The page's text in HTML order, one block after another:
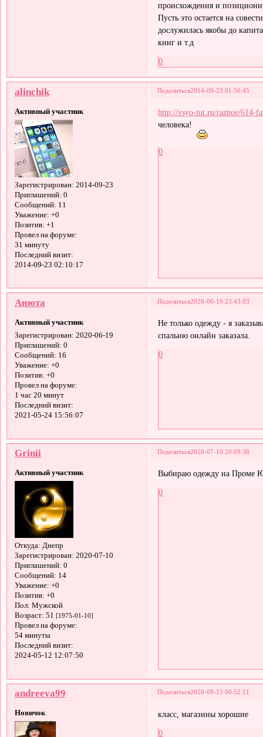
происхождения и
Пусть это остается на
дослужилась якобы до
книг и т.д
0
Поделиться2014-09-23 01:56:45
alinchik
Активный участник
Зарегистрирован: 2014-09-23
Приглашений: 0
Сообщений: 11
Уважение: +0
Позитив: +1
Провел на форуме:
31 минуту
Последний визит:
2014-09-23 02:10:17
http://vsyo-tut.ru/raznoe/
человека!
0
Поделиться2020-06-19 23:43:03
Анюта
Активный участник
Зарегистрирован: 2020-06-19
Приглашений: 0
Сообщений: 16
Уважение: +0
Позитив: +0
Провел на форуме:
1 час 20 минут
Последний визит:
2021-05-24 15:56:07
Не только одежду - я
спальню онлайн заказала.
0
Поделиться2020-07-10 20:09:38
Grinii
Активный участник
Откуда: Днепр
Зарегистрирован: 2020-07-10
Приглашений: 0
Сообщений: 14
Уважение: +0
Позитив: +0
Пол: Мужской
Возраст: 51 [1975-01-10]
Провел на форуме:
54 минуты
Последний визит:
2024-05-12 12:07:50
Выбираю одежду на Проме
0
Поделиться2020-08-15 00:52:11
andreeva99
Новичок класс, магазины хорошие
0